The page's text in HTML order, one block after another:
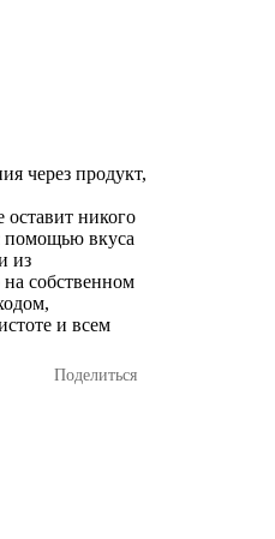
через продукт,
никого
помощью вкуса
из
собственном
и всем
Поделиться